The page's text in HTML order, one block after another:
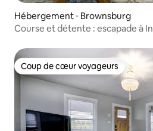
Hébergement ⋅ Brownsburg
Course et détente : escapade à
Coup de cœur voyageurs
Coup de cœur voyageurs